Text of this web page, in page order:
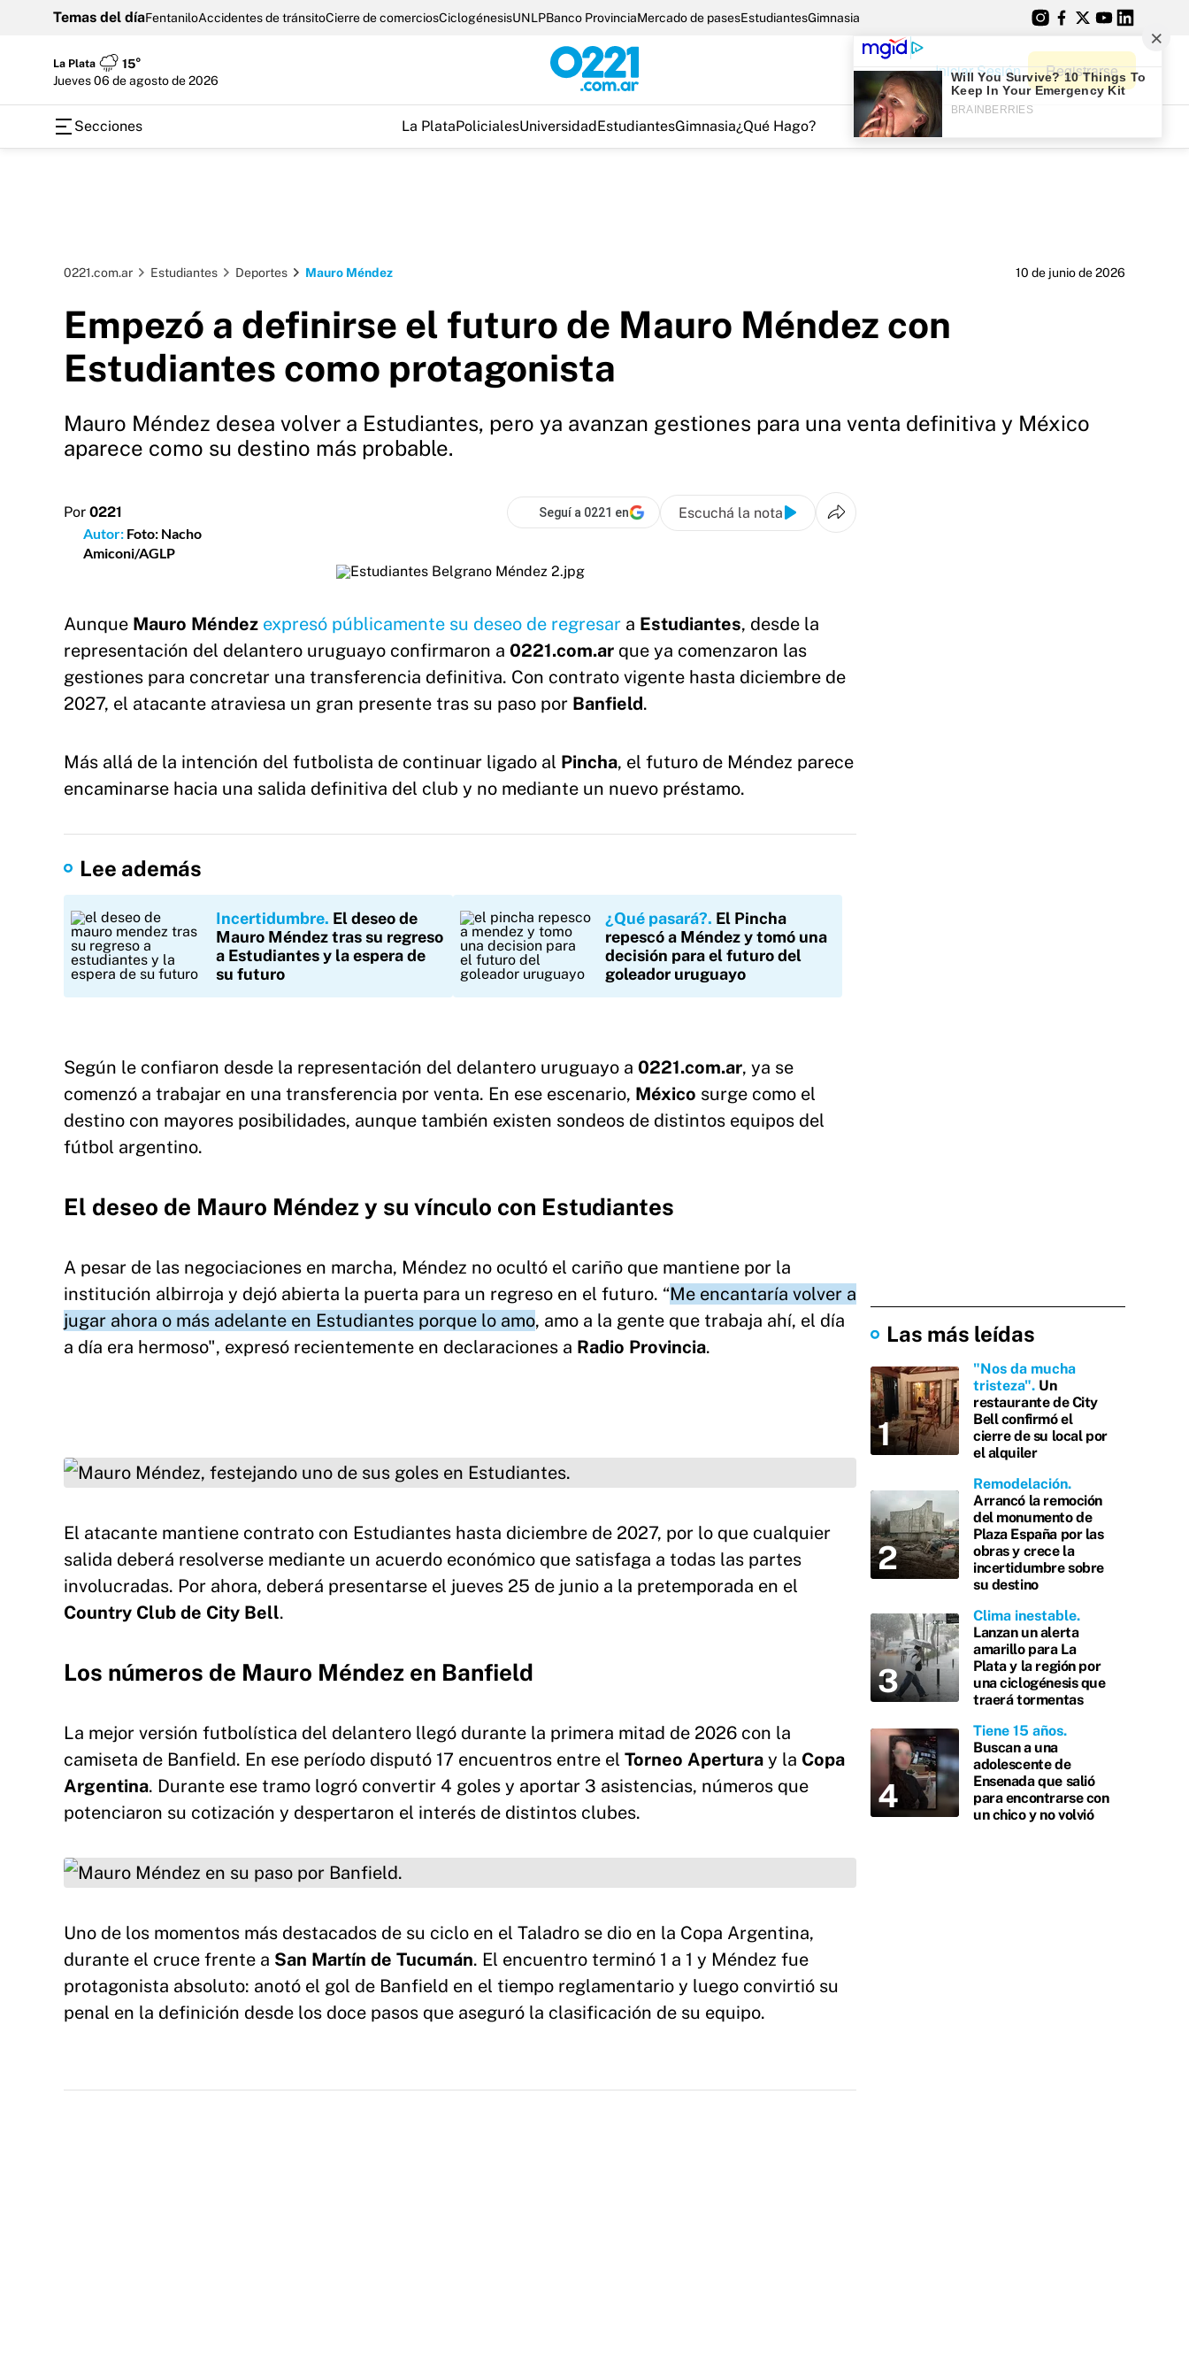
Temas del díaFentaniloAccidentes de tránsitoCierre de comerciosCiclogénesisUNLPBanco ProvinciaMercado de pasesEstudiantesGimnasia
La Plata
15°
jueves 06 de agosto de 2026
Iniciar Sesión Registrarse
Secciones La PlataPolicialesUniversidadEstudiantesGimnasia¿Qué Hago?
0221.com.ar Estudiantes Deportes Mauro Méndez 10 de junio de 2026
Empezó a definirse el futuro de Mauro Méndez con
Estudiantes como protagonista
Mauro Méndez desea volver a Estudiantes, pero ya avanzan gestiones para una venta definitiva y México
aparece como su destino más probable.
Por 0221 Seguí a 0221 en
Escuchá la nota
Autor: Foto: Nacho
Amiconi/AGLP
Aunque Mauro Méndez expresó públicamente su deseo de regresar a Estudiantes, desde la
representación del delantero uruguayo confirmaron a 0221.com.ar que ya comenzaron las
gestiones para concretar una transferencia definitiva. Con contrato vigente hasta diciembre de
2027, el atacante atraviesa un gran presente tras su paso por Banfield.
Más allá de la intención del futbolista de continuar ligado al Pincha, el futuro de Méndez parece
encaminarse hacia una salida definitiva del club y no mediante un nuevo préstamo.
Lee además
Incertidumbre El deseo de
Mauro Méndez tras su regreso
a Estudiantes y la espera de
su futuro
¿Qué pasará? El Pincha
repescó a Méndez y tomó una
decisión para el futuro del
goleador uruguayo
Según le confiaron desde la representación del delantero uruguayo a 0221.com.ar, ya se
comenzó a trabajar en una transferencia por venta. En ese escenario, México surge como el
destino con mayores posibilidades, aunque también existen sondeos de distintos equipos del
fútbol argentino.
El deseo de Mauro Méndez y su vínculo con Estudiantes
A pesar de las negociaciones en marcha, Méndez no ocultó el cariño que mantiene por la
institución albirroja y dejó abierta la puerta para un regreso en el futuro. “Me encantaría volver a
jugar ahora o más adelante en Estudiantes porque lo amo, amo a la gente que trabaja ahí, el día
a día era hermoso", expresó recientemente en declaraciones a Radio Provincia.
El atacante mantiene contrato con Estudiantes hasta diciembre de 2027, por lo que cualquier
salida deberá resolverse mediante un acuerdo económico que satisfaga a todas las partes
involucradas. Por ahora, deberá presentarse el jueves 25 de junio a la pretemporada en el
Country Club de City Bell.
Los números de Mauro Méndez en Banfield
La mejor versión futbolística del delantero llegó durante la primera mitad de 2026 con la
camiseta de Banfield. En ese período disputó 17 encuentros entre el Torneo Apertura y la Copa
Argentina. Durante ese tramo logró convertir 4 goles y aportar 3 asistencias, números que
potenciaron su cotización y despertaron el interés de distintos clubes.
Uno de los momentos más destacados de su ciclo en el Taladro se dio en la Copa Argentina,
durante el cruce frente a San Martín de Tucumán. El encuentro terminó 1 a 1 y Méndez fue
protagonista absoluto: anotó el gol de Banfield en el tiempo reglamentario y luego convirtió su
penal en la definición desde los doce pasos que aseguró la clasificación de su equipo.
Las más leídas
"Nos da mucha
tristeza" Un
restaurante de City
Bell confirmó el
cierre de su local por
el alquiler
Remodelación
Arrancó la remoción
del monumento de
Plaza España por las
obras y crece la
incertidumbre sobre
su destino
Clima inestable
Lanzan un alerta
amarillo para La
Plata y la región por
una ciclogénesis que
traerá tormentas
Tiene 15 años
Buscan a una
adolescente de
Ensenada que salió
para encontrarse con
un chico y no volvió